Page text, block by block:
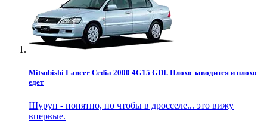
Mitsubishi Lancer Cedia 2000 4G15 GDI. Плохо заводится и плохо
едет
Шуруп - понятно, но чтобы в дросселе... это вижу
впервые.